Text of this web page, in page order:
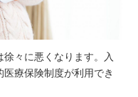
々に悪くなります。入
療保険制度が利用でき